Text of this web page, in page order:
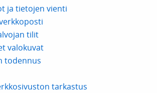
ja tietojen vienti
tilit
valokuvat
todennus
tarkastus